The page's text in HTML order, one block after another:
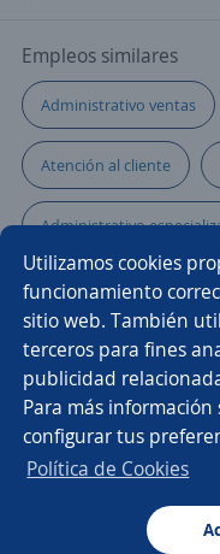
Utilizamos cookies
funcionamiento
sitio web. También
terceros para fines
publicidad
Para más información
configurar tus
Política de Cookies
Empleos similares
Administrativo ventas
Atención al cliente
Administrativo
Administrativo seguros
Oficial administrativo
Secretario/a
Analista comercial
Buscar
CT App
Navegador